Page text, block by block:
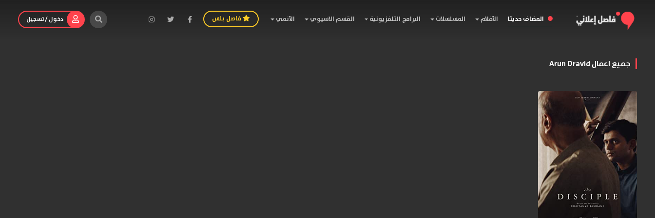
المضاف حديثا الأفلام المسلسلات البرامج التلفزيونية القسم الاسيوي الأنمي فاصل بلس دخول / تسجيل
جميع اعمال Arun Dravid